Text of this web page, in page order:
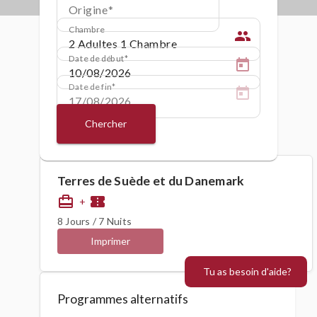
Origine
Chambre people
Date de début
Date de fin
Chercher
Programmes alternatifs
Terres de Suède et du Danemark
card_travel + confirmation_number
8 Jours / 7 Nuits
Imprimer
Tu as besoin d'aide?